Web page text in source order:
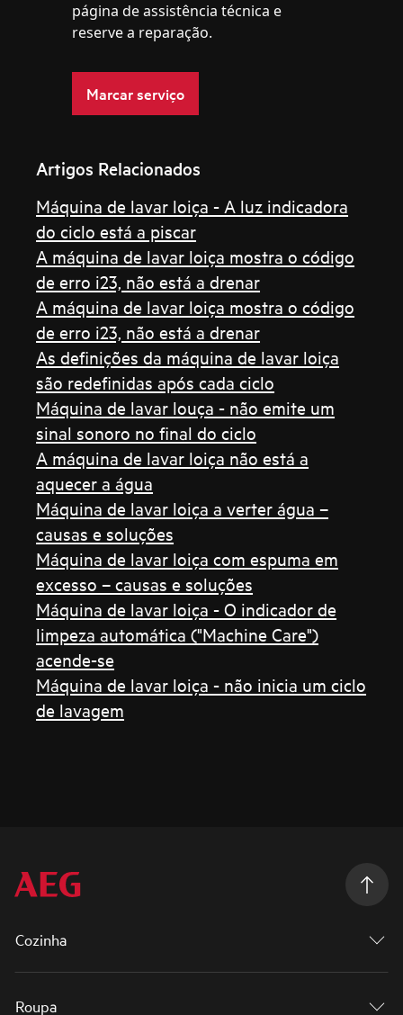
página de assistência técnica e
reserve a reparação.
Marcar serviço
Artigos Relacionados
Máquina de lavar loiça - A luz indicadora
do ciclo está a piscar
A máquina de lavar loiça mostra o código
de erro i23, não está a drenar
A máquina de lavar loiça mostra o código
de erro i23, não está a drenar
As definições da máquina de lavar loiça
são redefinidas após cada ciclo
Máquina de lavar louça - não emite um
sinal sonoro no final do ciclo
A máquina de lavar loiça não está a
aquecer a água
Máquina de lavar loiça a verter água –
causas e soluções
Máquina de lavar loiça com espuma em
excesso – causas e soluções
Máquina de lavar loiça - O indicador de
limpeza automática ("Machine Care")
acende-se
Máquina de lavar loiça - não inicia um ciclo
de lavagem
Cozinha
Roupa